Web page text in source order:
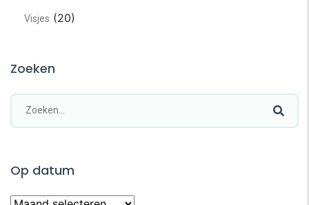
Visjes (20)
Zoeken
Op datum